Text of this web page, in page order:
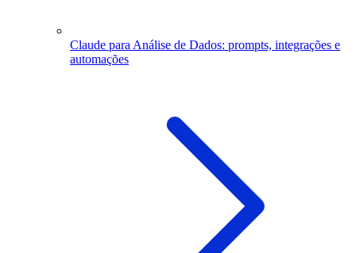
Claude para Análise de Dados: prompts, integrações e
automações